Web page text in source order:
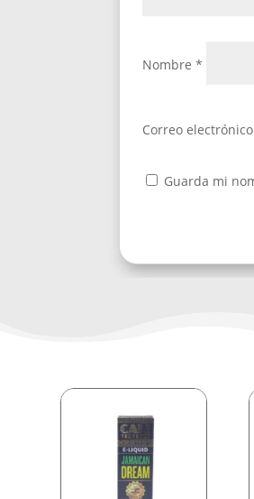
Nombre *
Correo electrónico
Guarda mi